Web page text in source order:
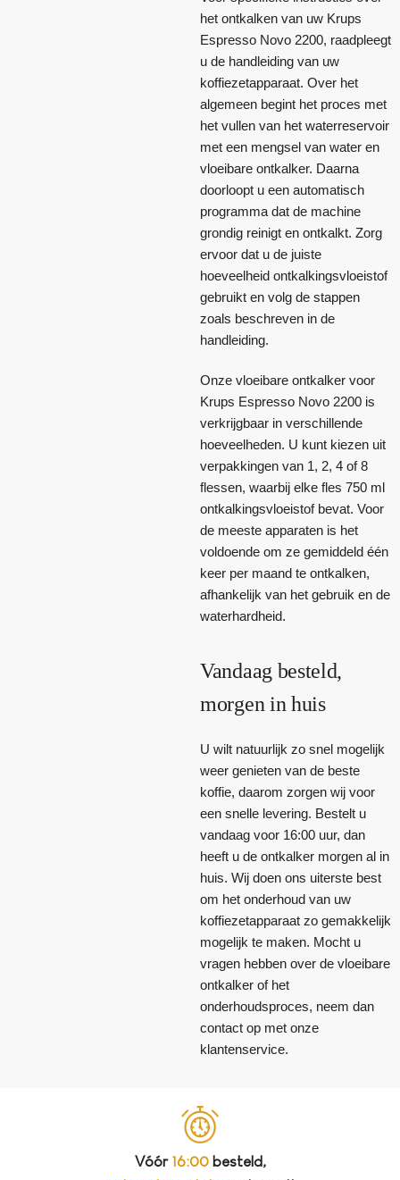
het ontkalken van uw Krups
Espresso Novo 2200, raadpleegt
u de handleiding van uw
koffiezetapparaat. Over het
algemeen begint het proces met
het vullen van het waterreservoir
met een mengsel van water en
vloeibare ontkalker. Daarna
doorloopt u een automatisch
programma dat de machine
grondig reinigt en ontkalkt. Zorg
ervoor dat u de juiste
hoeveelheid ontkalkingsvloeistof
gebruikt en volg de stappen
zoals beschreven in de
handleiding.
Onze vloeibare ontkalker voor
Krups Espresso Novo 2200 is
verkrijgbaar in verschillende
hoeveelheden. U kunt kiezen uit
verpakkingen van 1, 2, 4 of 8
flessen, waarbij elke fles 750 ml
ontkalkingsvloeistof bevat. Voor
de meeste apparaten is het
voldoende om ze gemiddeld één
keer per maand te ontkalken,
afhankelijk van het gebruik en de
waterhardheid.
Vandaag besteld,
morgen in huis
U wilt natuurlijk zo snel mogelijk
weer genieten van de beste
koffie, daarom zorgen wij voor
een snelle levering. Bestelt u
vandaag voor 16:00 uur, dan
heeft u de ontkalker morgen al in
huis. Wij doen ons uiterste best
om het onderhoud van uw
koffiezetapparaat zo gemakkelijk
mogelijk te maken. Mocht u
vragen hebben over de vloeibare
ontkalker of het
onderhoudsproces, neem dan
contact op met onze
klantenservice.
Vóór 16:00besteld,